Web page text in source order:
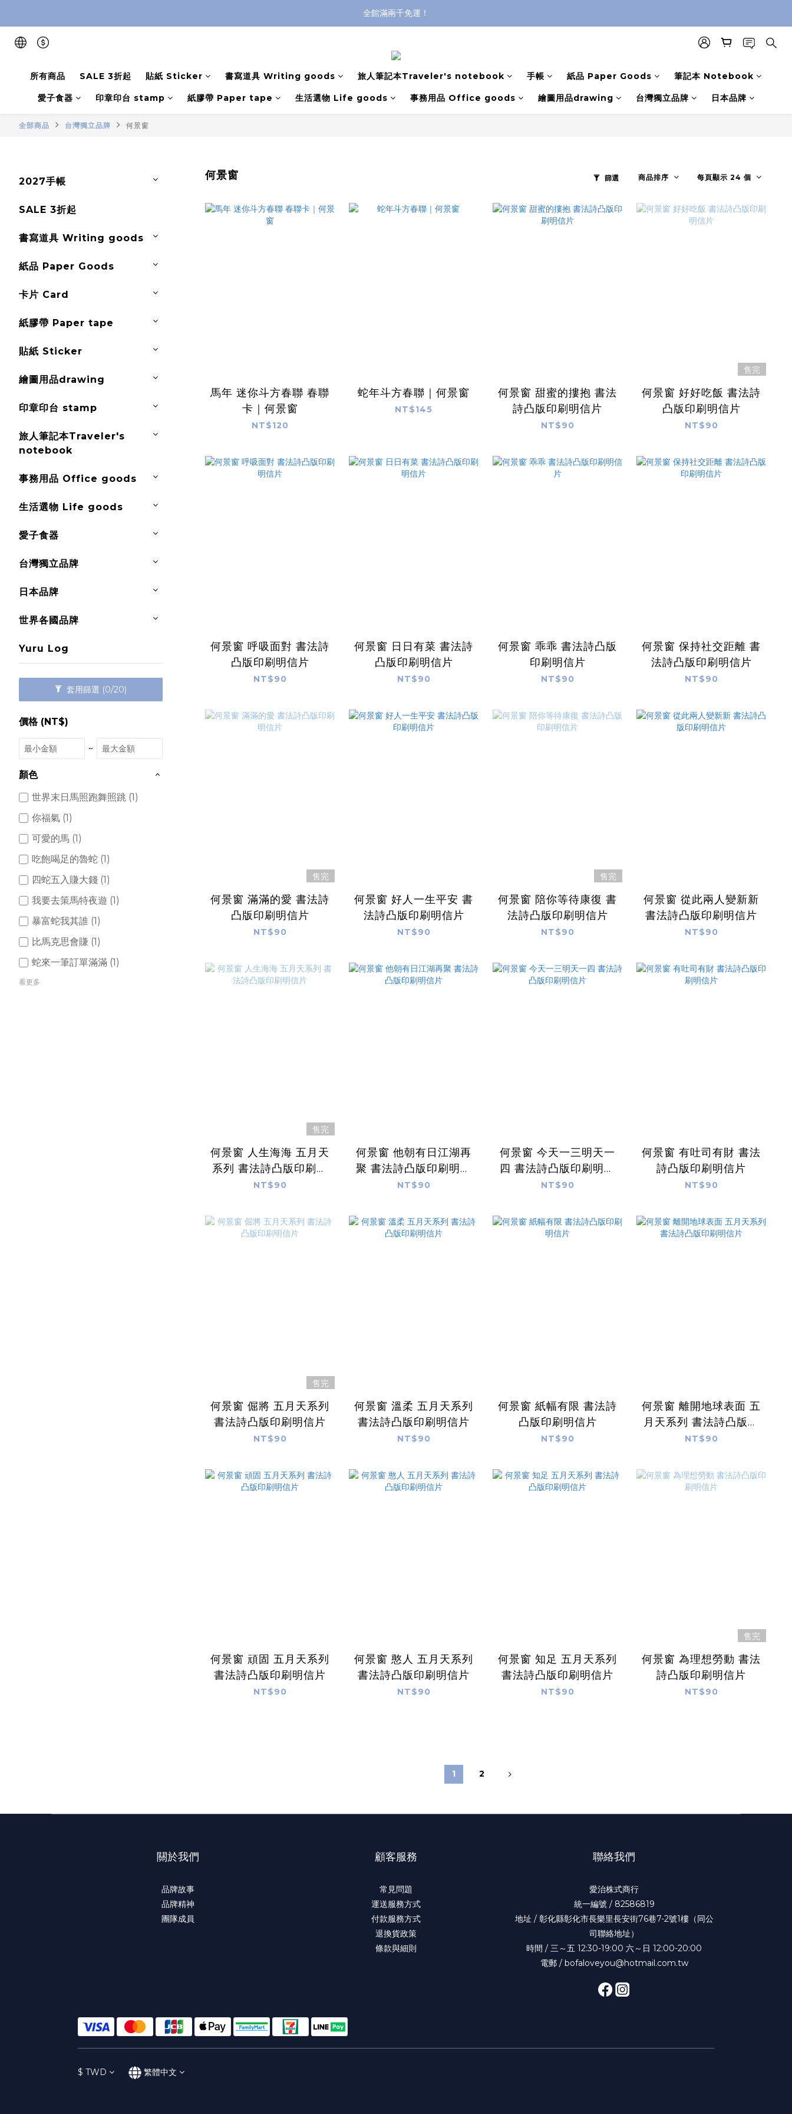
全館滿兩千免運！
全館滿兩千免運！
所有商品
SALE 3折起 貼紙 Sticker 書寫道具 Writing goods 旅人筆記本Traveler's notebook 手帳 紙品 Paper Goods 筆記本 Notebook
愛子食器 印章印台 stamp 紙膠帶 Paper tape 生活選物 Life goods 事務用品 Office goods 繪圖用品drawing 台灣獨立品牌 日本品牌
全部商品 台灣獨立品牌 何景窗
2027手帳
SALE 3折起
書寫道具 Writing goods
紙品 Paper Goods
卡片 Card
紙膠帶 Paper tape
貼紙 Sticker
繪圖用品drawing
印章印台 stamp
旅人筆記本Traveler's
notebook
事務用品 Office goods
生活選物 Life goods
愛子食器
台灣獨立品牌
日本品牌
世界各國品牌
Yuru Log
套用篩選 (0/20)
價格 (NT$)
~
顏色
世界末日馬照跑舞照跳 (1)
你福氣 (1)
可愛的馬 (1)
吃飽喝足的魯蛇 (1)
四蛇五入賺大錢 (1)
我要去策馬特夜遊 (1)
暴富蛇我其誰 (1)
比馬克思會賺 (1)
蛇來一筆訂單滿滿 (1)
看更多
何景窗 篩選 商品排序 每頁顯示 24 個
馬年 迷你斗方春聯 春聯
卡｜何景窗
NT$120
蛇年斗方春聯｜何景窗
NT$145
何景窗 甜蜜的摟抱 書法
詩凸版印刷明信片
NT$90
售完
何景窗 好好吃飯 書法詩
凸版印刷明信片
NT$90
何景窗 呼吸面對 書法詩
凸版印刷明信片
NT$90
何景窗 日日有菜 書法詩
凸版印刷明信片
NT$90
何景窗 乖乖 書法詩凸版
印刷明信片
NT$90
何景窗 保持社交距離 書
法詩凸版印刷明信片
NT$90
售完
何景窗 滿滿的愛 書法詩
凸版印刷明信片
NT$90
何景窗 好人一生平安 書
法詩凸版印刷明信片
NT$90
售完
何景窗 陪你等待康復 書
法詩凸版印刷明信片
NT$90
何景窗 從此兩人變新新
書法詩凸版印刷明信片
NT$90
售完
何景窗 人生海海 五月天
系列 書法詩凸版印刷明
信片
NT$90
何景窗 他朝有日江湖再
聚 書法詩凸版印刷明信
片
NT$90
何景窗 今天一三明天一
四 書法詩凸版印刷明信
片
NT$90
何景窗 有吐司有財 書法
詩凸版印刷明信片
NT$90
售完
何景窗 倔將 五月天系列
書法詩凸版印刷明信片
NT$90
何景窗 溫柔 五月天系列
書法詩凸版印刷明信片
NT$90
何景窗 紙幅有限 書法詩
凸版印刷明信片
NT$90
何景窗 離開地球表面 五
月天系列 書法詩凸版印
刷明信片
NT$90
何景窗 頑固 五月天系列
書法詩凸版印刷明信片
NT$90
何景窗 憨人 五月天系列
書法詩凸版印刷明信片
NT$90
何景窗 知足 五月天系列
書法詩凸版印刷明信片
NT$90
售完
何景窗 為理想勞動 書法
詩凸版印刷明信片
NT$90
1 2
關於我們
品牌故事
品牌精神
團隊成員
顧客服務
常見問題
運送服務方式
付款服務方式
退換貨政策
條款與細則
聯絡我們
愛治株式商行
統一編號 / 82586819
地址 / 彰化縣彰化市長樂里長安街76巷7-2號1樓（同公
司聯絡地址）
時間 / 三～五 12:30-19:00 六～日 12:00-20:00
電郵 / bofaloveyou@hotmail.com.tw
$ TWD 繁體中文